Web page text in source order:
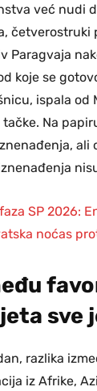
već nudi
četverostruki
Paragvaja
koje se
ispala od
Na
ali
SP 2026:
noćas
sve
razlika
iz Afrike,